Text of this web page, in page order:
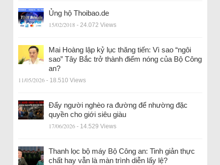
Ủng hộ Thoibao.de
15/02/2018 - 24.072 Views
Mai Hoàng lập kỷ lục thăng tiến: Vì sao “ngôi
sao” Tây Bắc trở thành điểm nóng của Bộ Công
an?
11/05/2026 - 18.510 Views
Đẩy người nghèo ra đường để nhường đặc
quyền cho giới siêu giàu
17/06/2026 - 14.529 Views
Thanh lọc bộ máy Bộ Công an: Tinh giản thực
chất hay vẫn là màn trình diễn lấy lệ?